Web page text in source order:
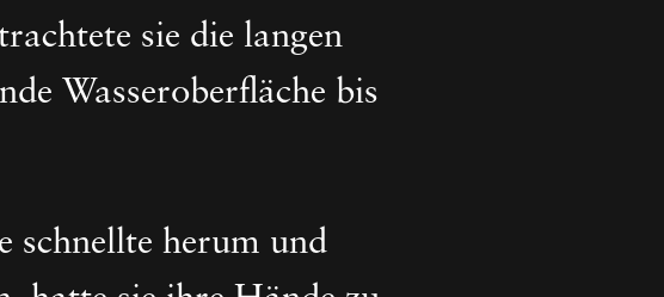
sie die langen
Wasseroberfläche bis
schnellte herum und